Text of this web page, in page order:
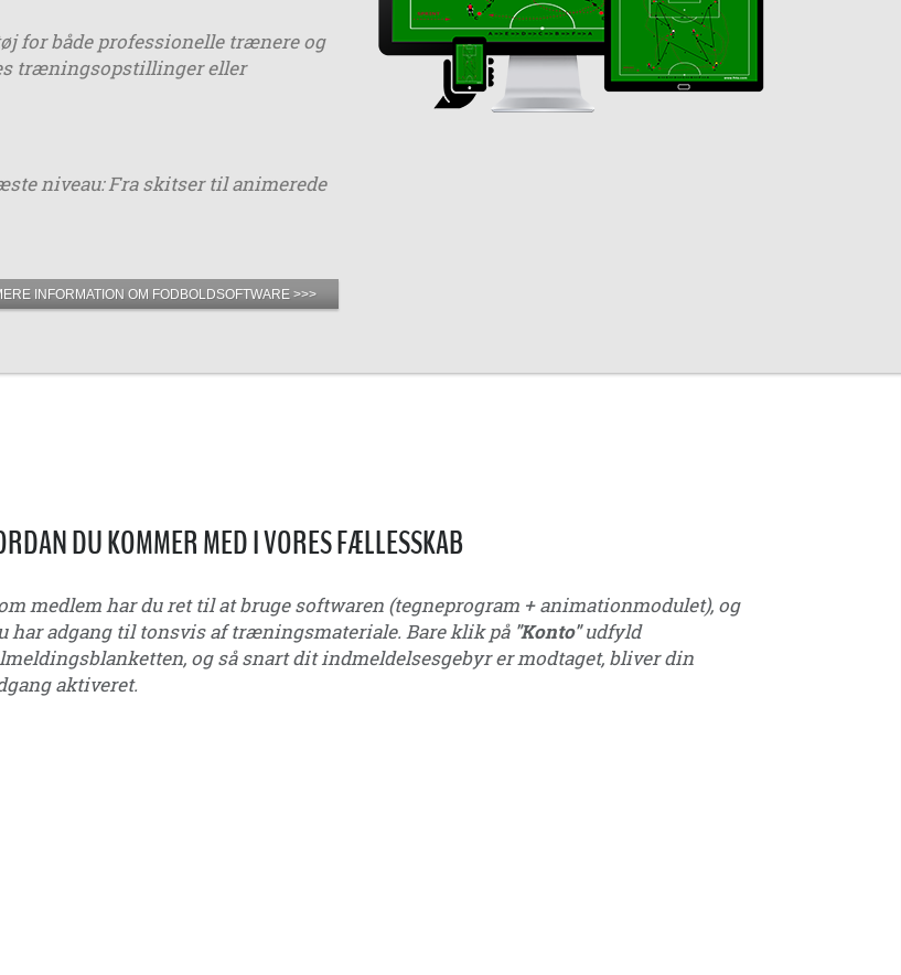
for både professionelle trænere og
træningsopstillinger eller
niveau: Fra skitser til animerede
INFORMATION OM FODBOLDSOFTWARE >>>
DU KOMMER MED I VORES FÆLLESSKAB
medlem har du ret til at bruge softwaren (tegneprogram + animationmodulet), og
har adgang til tonsvis af træningsmateriale. Bare klik på "Konto"udfyld
og så snart dit indmeldelsesgebyr er modtaget, bliver din
aktiveret.